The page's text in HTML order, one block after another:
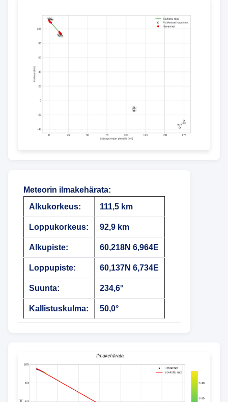
Meteorin ilmakehärata:
Alkukorkeus:
111,5 km
Loppukorkeus: 92,9 km
Alkupiste: 60,218N 6,964E
Loppupiste: 60,137N 6,734E
Suunta: 234,6°
Kallistuskulma: 50,0°